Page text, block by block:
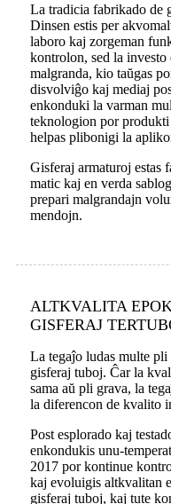
La tradicia fabrikado de
Dinsen estis per
laboro kaj zorgeman
kontrolon, sed la investo
malgranda, kio taŭgas
disvolviĝo kaj mediaj
enkonduki la varman
teknologion por
helpas plibonigi la
Gisferaj armaturoj estas
matic kaj en verda
prepari malgrandajn
mendojn.
ALTKVALITA
GISFERAJ
La tegaĵo ludas multe
gisferaj tuboj. Ĉar la
sama aŭ pli grava, la
la diferencon de kvalito
Post esplorado kaj
enkondukis unu-
2017 por kontinue
kaj evoluigis altkvalitan
gisferaj tuboj, kaj tute